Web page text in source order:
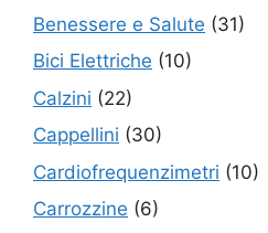
Benessere e Salute (31)
Bici Elettriche (10)
Calzini (22)
Cappellini (30)
Cardiofrequenzimetri (10)
Carrozzine (6)